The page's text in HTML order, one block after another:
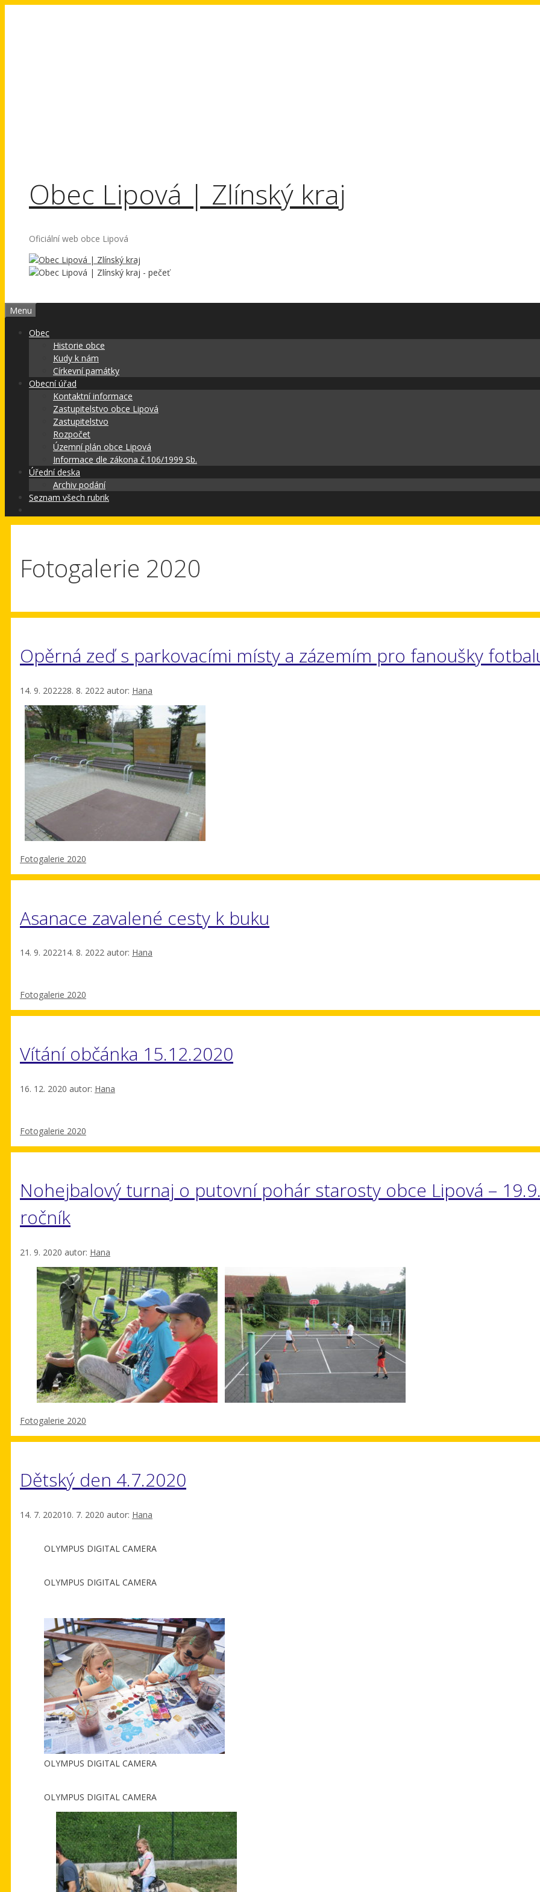
Obec Lipová | Zlínský kraj
Oficiální web obce Lipová
Menu
Obec
Historie obce
Kudy k nám
Církevní památky
Obecní úřad
Kontaktní informace
Zastupitelstvo obce Lipová
Zastupitelstvo
Rozpočet
Územní plán obce Lipová
Informace dle zákona č.106/1999 Sb.
Úřední deska
Archiv podání
Seznam všech rubrik
Fotogalerie 2020
Opěrná zeď s parkovacími místy a zázemím pro fanoušky
14. 9. 202228. 8. 2022 autor: Hana
Rubriky
Fotogalerie 2020
Asanace zavalené cesty k buku
14. 9. 202214. 8. 2022 autor: Hana
Rubriky
Fotogalerie 2020
Vítání občánka 15.12.2020
16. 12. 2020 autor: Hana
Rubriky
Fotogalerie 2020
Nohejbalový turnaj o putovní pohár starosty obce Lipová –
ročník
21. 9. 2020 autor: Hana
Rubriky
Fotogalerie 2020
Dětský den 4.7.2020
14. 7. 202010. 7. 2020 autor: Hana
OLYMPUS DIGITAL CAMERA
OLYMPUS DIGITAL CAMERA
OLYMPUS DIGITAL CAMERA
OLYMPUS DIGITAL CAMERA